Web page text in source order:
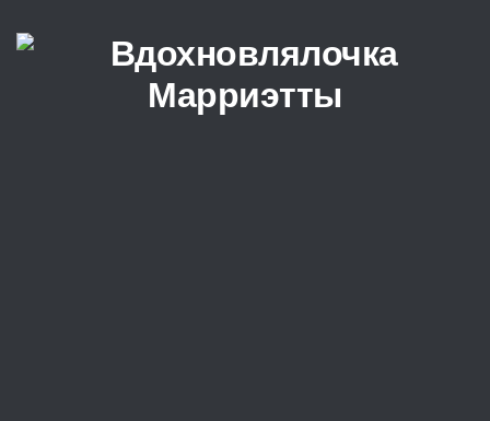
Перейти к содержимому